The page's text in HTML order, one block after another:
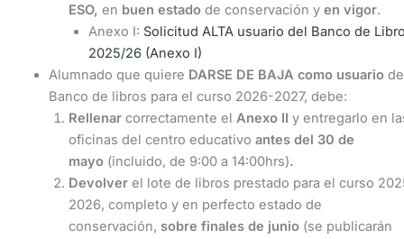
ESO, en buen estadode conservación y en vigor.
Anexo I: Solicitud ALTA usuario del Banco de
2025/26 (Anexo I)
Alumnado que quiere DARSE DE BAJA como usuario
Banco de libros para el curso 2026-2027, debe:
Rellenar correctamente el Anexo II y entregarlo en
oficinas del centro educativo antes del 30 de
mayo(incluido, de 9:00 a 14:00hrs).
Devolver el lote de libros prestado para el curso
2026, completo y en perfecto estado de
conservación, sobre finales de junio(se publicarán